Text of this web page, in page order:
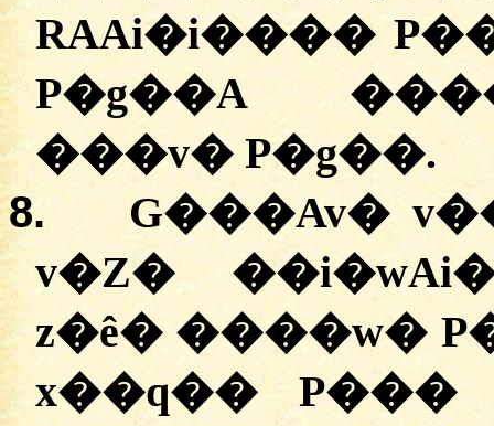
RAAi�i����
P�g��A
���v� P�g��.
8.
G���Av�
v�Z�
z�ê� ����w�
x��q�� P���